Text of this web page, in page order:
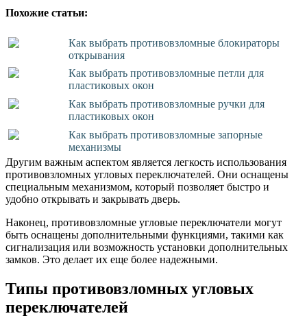
Похожие статьи:
Как выбрать противовзломные блокираторы
открывания
Как выбрать противовзломные петли для
пластиковых окон
Как выбрать противовзломные ручки для
пластиковых окон
Как выбрать противовзломные запорные
механизмы
Другим важным аспектом является легкость использования
противовзломных угловых переключателей. Они оснащены
специальным механизмом, который позволяет быстро и
удобно открывать и закрывать дверь.
Наконец, противовзломные угловые переключатели могут
быть оснащены дополнительными функциями, такими как
сигнализация или возможность установки дополнительных
замков. Это делает их еще более надежными.
Типы противовзломных угловых
переключателей